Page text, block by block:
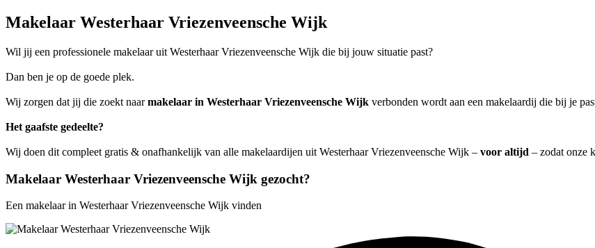
Makelaar Westerhaar Vriezenveensche Wijk
Wil jij een professionele makelaar uit Westerhaar Vriezenveensche Wijk die bij jouw situatie past?
Dan ben je op de goede plek.
Wij zorgen dat jij die zoekt naarmakelaar in Westerhaar Vriezenveensche Wijk verbonden wordt aan een makelaardij die bij je
Het gaafste gedeelte?
Wij doen dit compleet gratis & onafhankelijk van alle makelaardijen uit Westerhaar Vriezenveensche Wijk – voor altijd – zodat onze
Makelaar Westerhaar Vriezenveensche Wijk gezocht?
Een makelaar in Westerhaar Vriezenveensche Wijk vinden